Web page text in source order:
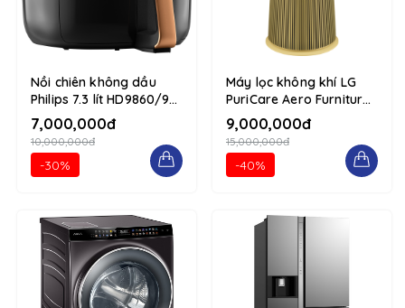
Nồi chiên không dầu
Philips 7.3 lít HD9860/90
1234 d-flex flex-column
7,000,000đ
10,000,000đ
-30%
Máy lọc không khí LG
PuriCare Aero Furniture
AS20GPYU0 Vàng 1234
d-flex flex-column
9,000,000đ
15,000,000đ
-40%